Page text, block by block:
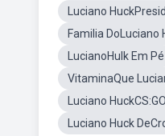
Luciano
Familia DoLuciano
LucianoHulk Em Pé
VitaminaQue
Luciano HuckCS:GO
Luciano Huck